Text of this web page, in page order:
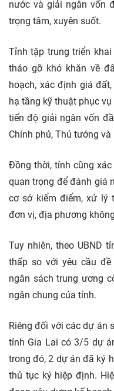
nước và giải ngân vốn
trọng tâm, xuyên suốt.
Tỉnh tập trung triển
tháo gỡ khó khăn về
hoạch, xác định giá
hạ tầng kỹ thuật phục
tiến độ giải ngân vốn
Chính phủ, Thủ tướng và
Đồng thời, tỉnh cũng
quan trọng để đánh giá
cơ sở kiểm điểm, xử lý
đơn vị, địa phương
Tuy nhiên, theo UBND
thấp so với yêu cầu
ngân sách trung ương
ngân chung của tỉnh.
Riêng đối với các dự án
tỉnh Gia Lai có 3/5 dự
trong đó, 2 dự án đã ký
thủ tục ký hiệp định.